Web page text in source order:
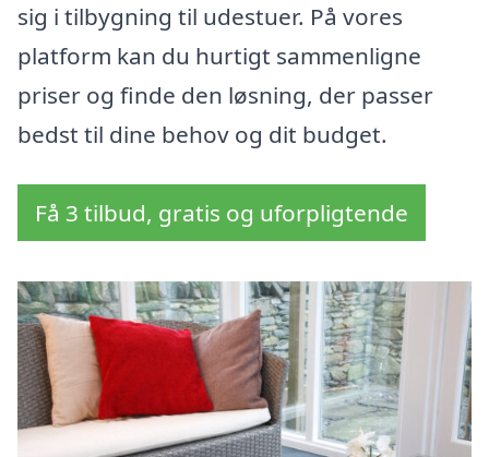
sig i tilbygning til udestuer. På vores
platform kan du hurtigt sammenligne
priser og finde den løsning, der passer
bedst til dine behov og dit budget.
Få 3 tilbud, gratis og uforpligtende